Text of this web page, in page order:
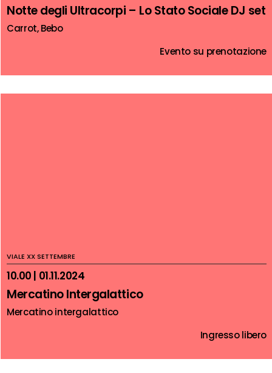
Notte degli Ultracorpi – Lo Stato Sociale DJ set
Carrot, Bebo
Evento su prenotazione
VIALE XX SETTEMBRE
10.00 | 01.11.2024
Mercatino Intergalattico
Mercatino intergalattico
Ingresso libero